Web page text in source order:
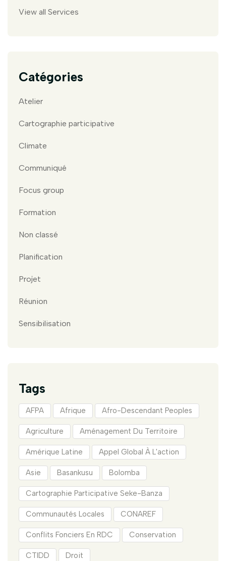
View all Services
Catégories
Atelier
Cartographie participative
Climate
Communiqué
Focus group
Formation
Non classé
Planification
Projet
Réunion
Sensibilisation
Tags
AFPA Afrique Afro-Descendant Peoples
Agriculture Aménagement Du Territoire
Amérique Latine Appel Global À L'action
Asie Basankusu Bolomba
Cartographie Participative Seke-Banza
Communautés Locales CONAREF
Conflits Fonciers En RDC Conservation
CTIDD Droit